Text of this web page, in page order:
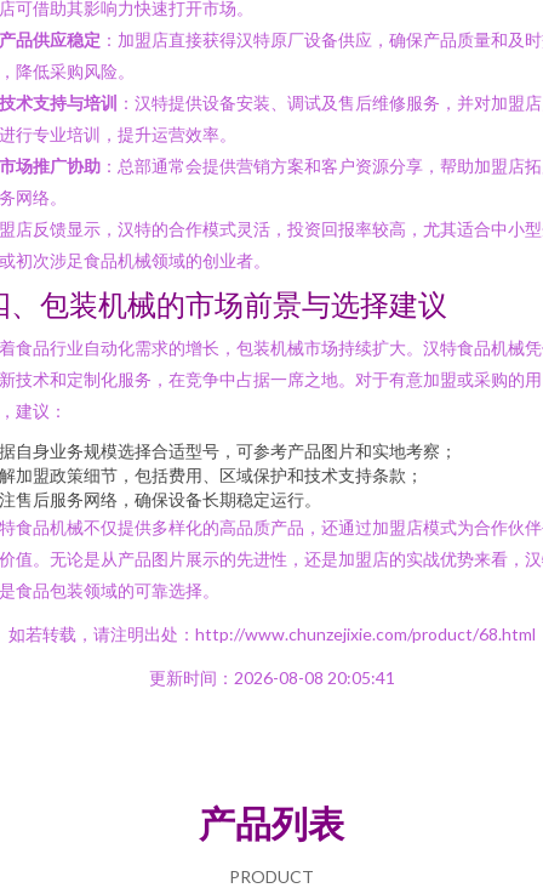
可借助其影响力快速打开市场。
产品供应稳定 ：加盟店直接获得汉特原厂设备供应，确保产品质量和及
降低采购风险。
技术支持与培训 ：汉特提供设备安装、调试及售后维修服务，并对加盟
行专业培训，提升运营效率。
市场推广协助 ：总部通常会提供营销方案和客户资源分享，帮助加盟店
网络。
店反馈显示，汉特的合作模式灵活，投资回报率较高，尤其适合中小
初次涉足食品机械领域的创业者。
、包装机械的市场前景与选择建议
食品行业自动化需求的增长，包装机械市场持续扩大。汉特食品机械
技术和定制化服务，在竞争中占据一席之地。对于有意加盟或采购的用
建议：
自身业务规模选择合适型号，可参考产品图片和实地考察；
加盟政策细节，包括费用、区域保护和技术支持条款；
售后服务网络，确保设备长期稳定运行。
食品机械不仅提供多样化的高品质产品，还通过加盟店模式为合作伙
值。无论是从产品图片展示的先进性，还是加盟店的实战优势来看，
食品包装领域的可靠选择。
如若转载，请注明出处：http://www.chunzejixie.com/product/68.html
更新时间：2026-08-08 20:05:41
产品列表
PRODUCT